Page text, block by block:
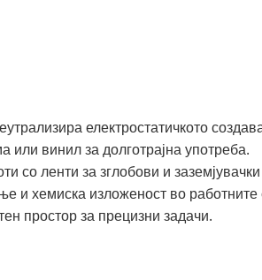
електростатичкото
или винил за долготрајна употреба.
со ленти за зглобови и
и хемиска изложеност во работните
простор за прецизни задачи.